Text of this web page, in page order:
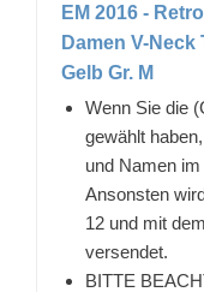
EM 2016 -
Damen V-
Gelb Gr. M
Wenn Sie die
gewählt
und Namen
Ansonsten
12 und mit
versendet.
BITTE